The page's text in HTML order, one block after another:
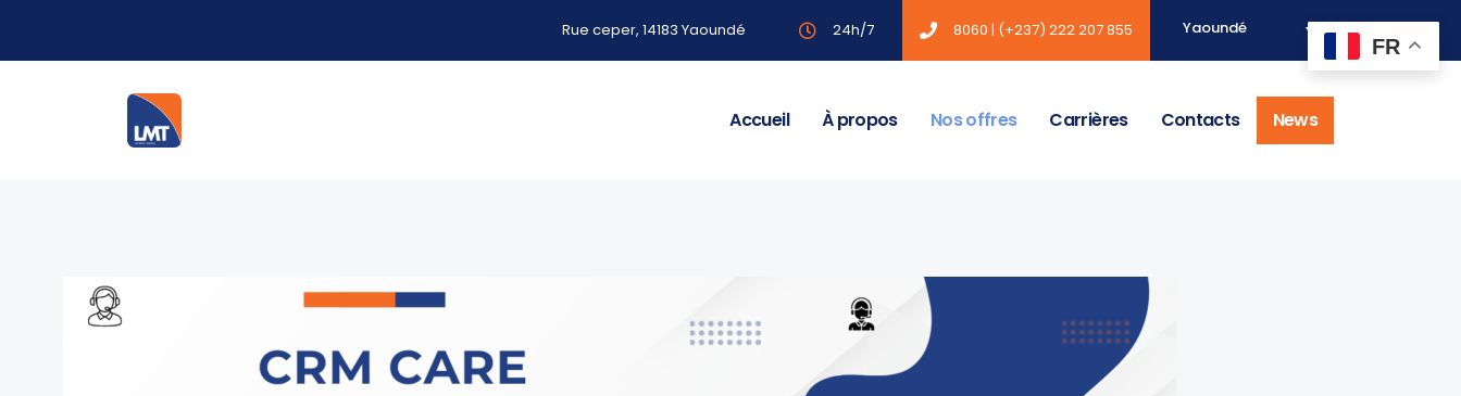
Yaoundé
Rue ceper, 14183 Yaoundé 24h/7 8060 | (+237) 222 207 855
Accueil À propos Nos offres Carrières Contacts News
FR